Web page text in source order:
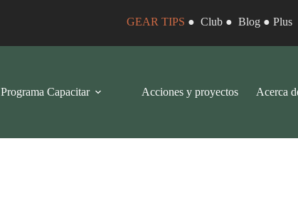
GEAR TIPS ● Club● Blog● Plus
Programa Capacitar Acciones y proyectos Acerca